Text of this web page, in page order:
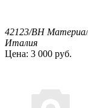
42123/BH
Италия
Цена: 3 000 руб.